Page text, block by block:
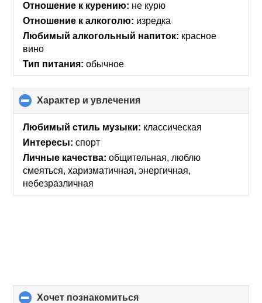
Отношение к курению: не курю
Отношение к алкоголю: изредка
Любимый алкогольный напиток: красное
вино
Тип питания: обычное
Характер и увлечения
to
collapse
Любимый стиль музыки: классическая
Интересы: спорт
Личные качества: общительная, люблю
смеяться, харизматичная, энергичная,
небезразличная
хочет познакомиться